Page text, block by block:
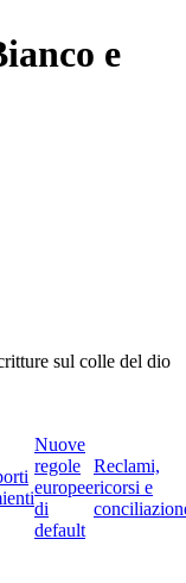
e
sul colle del dio
Nuove
regole
europee
di
default
Reclami,
ricorsi e